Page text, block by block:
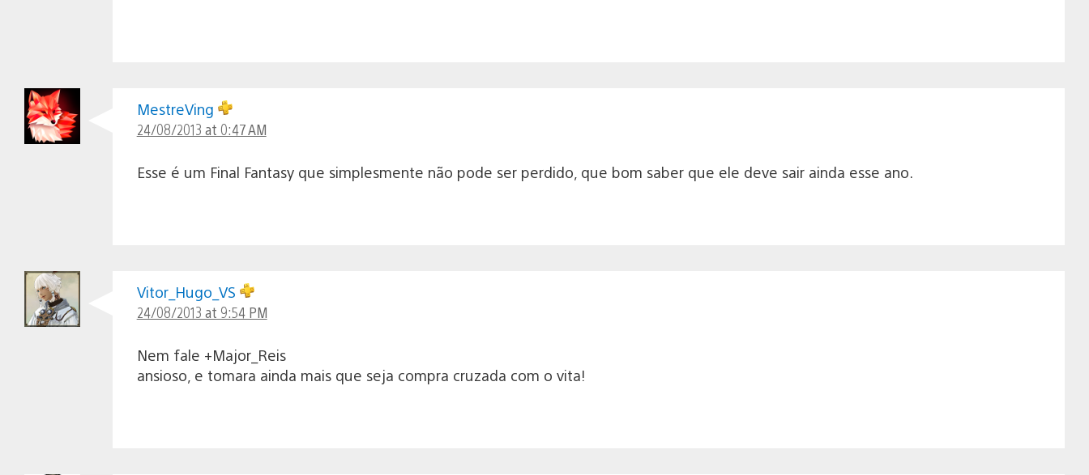
MestreVing
24/08/2013 at 0:47 AM
Esse é um Final Fantasy que simplesmente não pode ser perdido, que bom saber que ele deve sair ainda esse ano.
Vitor_Hugo_VS
24/08/2013 at 9:54 PM
Nem fale +Major_Reis
ansioso, e tomara ainda mais que seja compra cruzada com o vita!